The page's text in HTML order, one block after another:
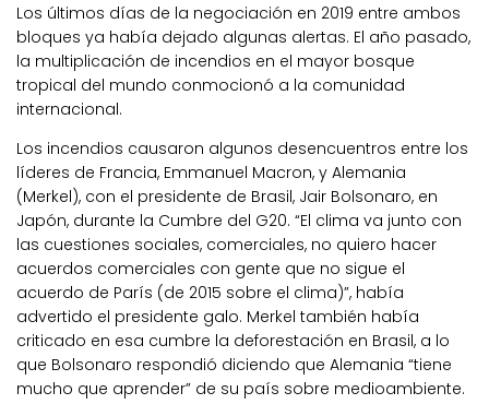
Los últimos días de la negociación en 2019 entre ambos
bloques ya había dejado algunas alertas. El año pasado,
la multiplicación de incendios en el mayor bosque
tropical del mundo conmocionó a la comunidad
internacional.
Los incendios causaron algunos desencuentros entre los
líderes de Francia, Emmanuel Macron, y Alemania
(Merkel), con el presidente de Brasil, Jair Bolsonaro, en
Japón, durante la Cumbre del G20. “El clima va junto con
las cuestiones sociales, comerciales, no quiero hacer
acuerdos comerciales con gente que no sigue el
acuerdo de París (de 2015 sobre el clima)”, había
advertido el presidente galo. Merkel también había
criticado en esa cumbre la deforestación en Brasil, a lo
que Bolsonaro respondió diciendo que Alemania “tiene
mucho que aprender” de su país sobre medioambiente.